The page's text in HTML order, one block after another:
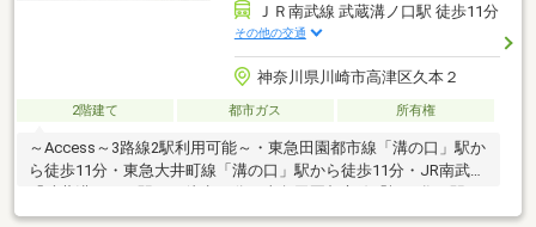
ＪＲ南武線 武蔵溝ノ口駅 徒歩11分
その他の交通
神奈川県川崎市高津区久本２
2階建て 都市ガス 所有権
～Access～3路線2駅利用可能～・東急田園都市線「溝の口」駅か
ら徒歩11分・東急大井町線「溝の口」駅から徒歩11分・JR南武線
「武蔵溝ノ口」駅から徒歩11分・東急田園都市線「梶が谷」駅か
ら徒歩15分～By building～スカイツリー・花火大会を一望！ウッ